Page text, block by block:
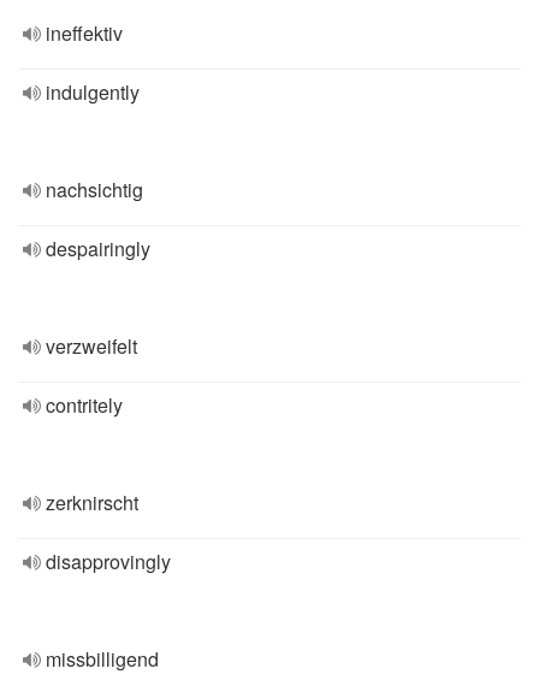
ineffektiv
indulgently
nachsichtig
despairingly
verzweifelt
contritely
zerknirscht
disapprovingly
missbilligend